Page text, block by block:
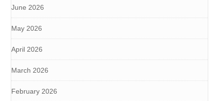
June 2026
May 2026
April 2026
March 2026
February 2026